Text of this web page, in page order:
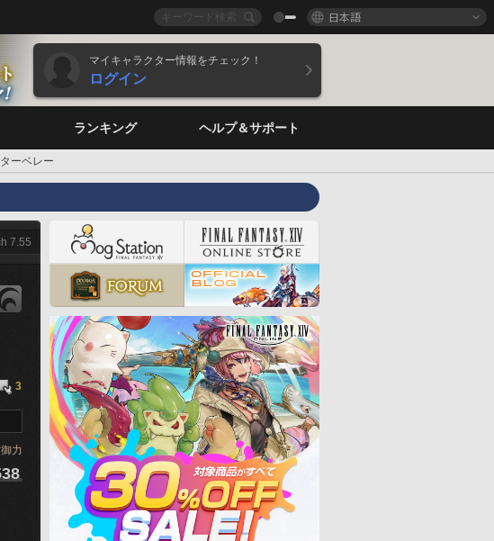
日本語
マイキャラクター情報をチェック！
ログイン
ランキング ヘルプ＆サポート
ーベレー
7.55
3
力